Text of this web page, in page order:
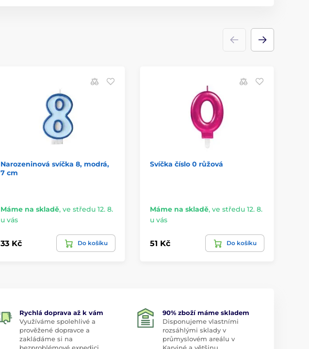
Narozeninová svíčka 8, modrá,
7 cm
Máme na skladě, ve středu 12. 8.
u vás
33 Kč Do košíku
Svíčka číslo 0 růžová
Máme na skladě, ve středu 12. 8.
u vás
51 Kč Do košíku
Rychlá doprava až k vám
Využíváme spolehlivé a
prověžené dopravce a
zakládáme si na
90% zboží máme skladem
Disponujeme vlastními
rozsáhlými sklady v
průmyslovém areálu v